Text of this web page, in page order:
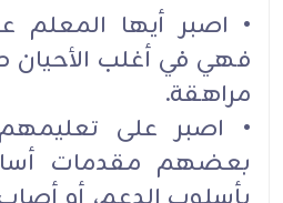
• اصبر أيها المعلم
فهي في أغلب
مراهقة.
• اصبر على
بعضهم مقدمات